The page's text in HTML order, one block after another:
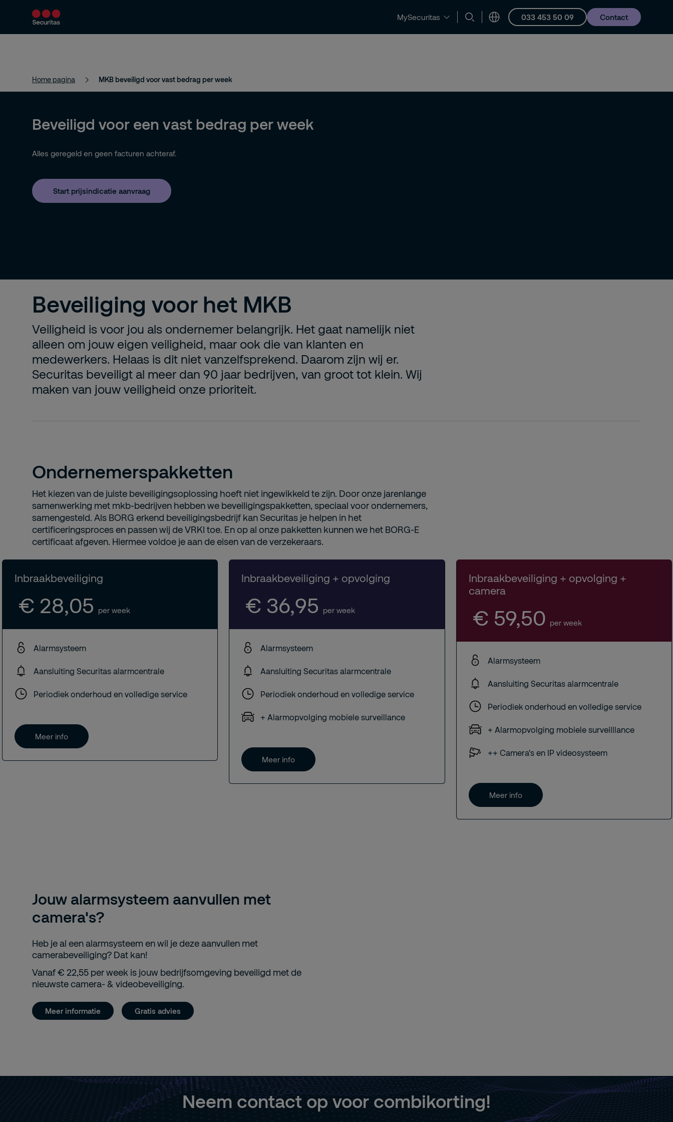
MySecuritas 033 453 50 09 Contact
Producten en diensten Beveiligingsoplossingen Beveiligingstrends & nieuws Contact en ondersteuning Vacatures
Home pagina MKB beveiligd voor vast bedrag per week
Beveiligd voor een vast bedrag per week
Alles geregeld en geen facturen achteraf.
Start prijsindicatie aanvraag
Beveiliging voor het MKB
Veiligheid is voor jou als ondernemer belangrijk. Het gaat namelijk niet
alleen om jouw eigen veiligheid, maar ook die van klanten en
medewerkers. Helaas is dit niet vanzelfsprekend. Daarom zijn wij er.
Securitas beveiligt al meer dan 90 jaar bedrijven, van groot tot klein. Wij
maken van jouw veiligheid onze prioriteit.
Ondernemerspakketten
Het kiezen van de juiste beveiligingsoplossing hoeft niet ingewikkeld te zijn. Door onze jarenlange
samenwerking met mkb-bedrijven hebben we beveiligingspakketten, speciaal voor ondernemers,
samengesteld. Als BORG erkend beveiligingsbedrijf kan Securitas je helpen in het
certificeringsproces en passen wij de VRKI toe. En op al onze pakketten kunnen we het BORG-E
certificaat afgeven. Hiermee voldoe je aan de eisen van de verzekeraars.
Inbraakbeveiliging
€ 28,05 per week
Alarmsysteem
Aansluiting Securitas alarmcentrale
Periodiek onderhoud en volledige service
Meer info
Inbraakbeveiliging + opvolging
€ 36,95 per week
Alarmsysteem
Aansluiting Securitas alarmcentrale
Periodiek onderhoud en volledige service
+ Alarmopvolging mobiele surveillance
Meer info
Inbraakbeveiliging + opvolging +
camera
€ 59,50 per week
Alarmsysteem
Aansluiting Securitas alarmcentrale
Periodiek onderhoud en volledige service
+ Alarmopvolging mobiele surveilllance
++ Camera's en IP videosysteem
Meer info
Jouw alarmsysteem aanvullen met
camera's?
Heb je al een alarmsysteem en wil je deze aanvullen met
camerabeveiliging? Dat kan!
Vanaf € 22,55 per week is jouw bedrijfsomgeving beveiligd met de
nieuwste camera- & videobeveiliging.
Meer informatie Gratis advies
Neem contact op voor combikorting!